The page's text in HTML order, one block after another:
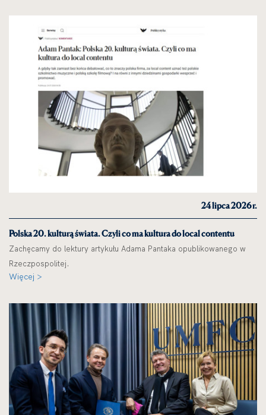
24 lipca 2026 r.
Polska 20. kulturą świata. Czyli co ma kultura do local contentu
Zachęcamy do lektury artykułu Adama Pantaka opublikowanego w
Rzeczpospolitej.
Więcej >